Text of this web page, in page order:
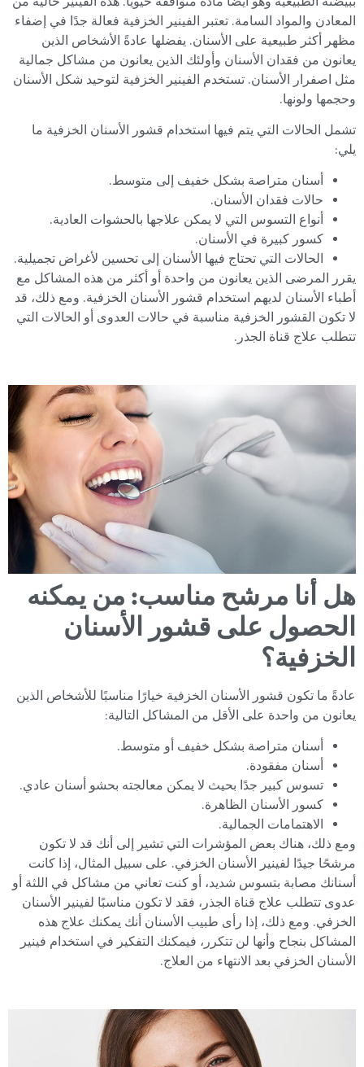
المعادن والمواد السامة. تعتبر الفينير الخزفية فعالة جدًا في إضفاء
مظهر أكثر طبيعية على الأسنان. يفضلها عادةً الأشخاص الذين
يعانون من فقدان الأسنان وأولئك الذين يعانون من مشاكل جمالية
مثل اصفرار الأسنان. تستخدم الفينير الخزفية لتوحيد شكل الأسنان
وحجمها ولونها.
تشمل الحالات التي يتم فيها استخدام قشور الأسنان الخزفية ما
يلي:
أسنان متراصة بشكل خفيف إلى متوسط.
حالات فقدان الأسنان.
أنواع التسوس التي لا يمكن علاجها بالحشوات العادية.
كسور كبيرة في الأسنان.
الحالات التي تحتاج فيها الأسنان إلى تحسين لأغراض تجميلية.
يقرر المرضى الذين يعانون من واحدة أو أكثر من هذه المشاكل مع
أطباء الأسنان لديهم استخدام قشور الأسنان الخزفية. ومع ذلك، قد
لا تكون القشور الخزفية مناسبة في حالات العدوى أو الحالات التي
تتطلب علاج قناة الجذر.
هل أنا مرشح مناسب: من يمكنه
الحصول على قشور الأسنان
الخزفية؟
عادةً ما تكون قشور الأسنان الخزفية خيارًا مناسبًا للأشخاص الذين
يعانون من واحدة على الأقل من المشاكل التالية:
أسنان متراصة بشكل خفيف أو متوسط.
أسنان مفقودة.
تسوس كبير جدًا بحيث لا يمكن معالجته بحشو أسنان عادي.
كسور الأسنان الظاهرة.
الاهتمامات الجمالية.
ومع ذلك، هناك بعض المؤشرات التي تشير إلى أنك قد لا تكون
مرشحًا جيدًا لفينير الأسنان الخزفي. على سبيل المثال، إذا كانت
أسنانك مصابة بتسوس شديد، أو كنت تعاني من مشاكل في اللثة أو
عدوى تتطلب علاج قناة الجذر، فقد لا تكون مناسبًا لفينير الأسنان
الخزفي. ومع ذلك، إذا رأى طبيب الأسنان أنك يمكنك علاج هذه
المشاكل بنجاح وأنها لن تتكرر، فيمكنك التفكير في استخدام فينير
الأسنان الخزفي بعد الانتهاء من العلاج.